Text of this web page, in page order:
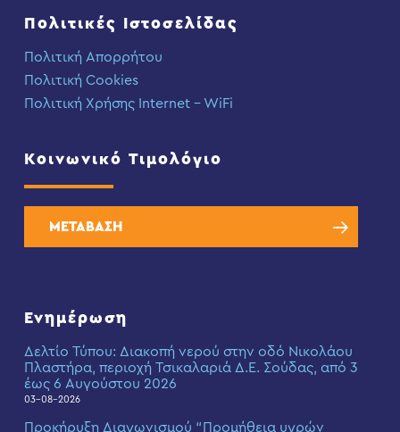
Πολιτικές Ιστοσελίδας
Πολιτική Απορρήτου
Πολιτική Cookies
Πολιτική Χρήσης Internet – WiFi
Κοινωνικό Τιμολόγιο
ΜΕΤΑΒΑΣΗ
Ενημέρωση
Δελτίο Τύπου: Διακοπή νερού στην οδό Νικολάου
Πλαστήρα, περιοχή Τσικαλαριά Δ.Ε. Σούδας, από 3
έως 6 Αυγούστου 2026
03-08-2026
Προκήρυξη Διαγωνισμού “Προμήθεια υγρών